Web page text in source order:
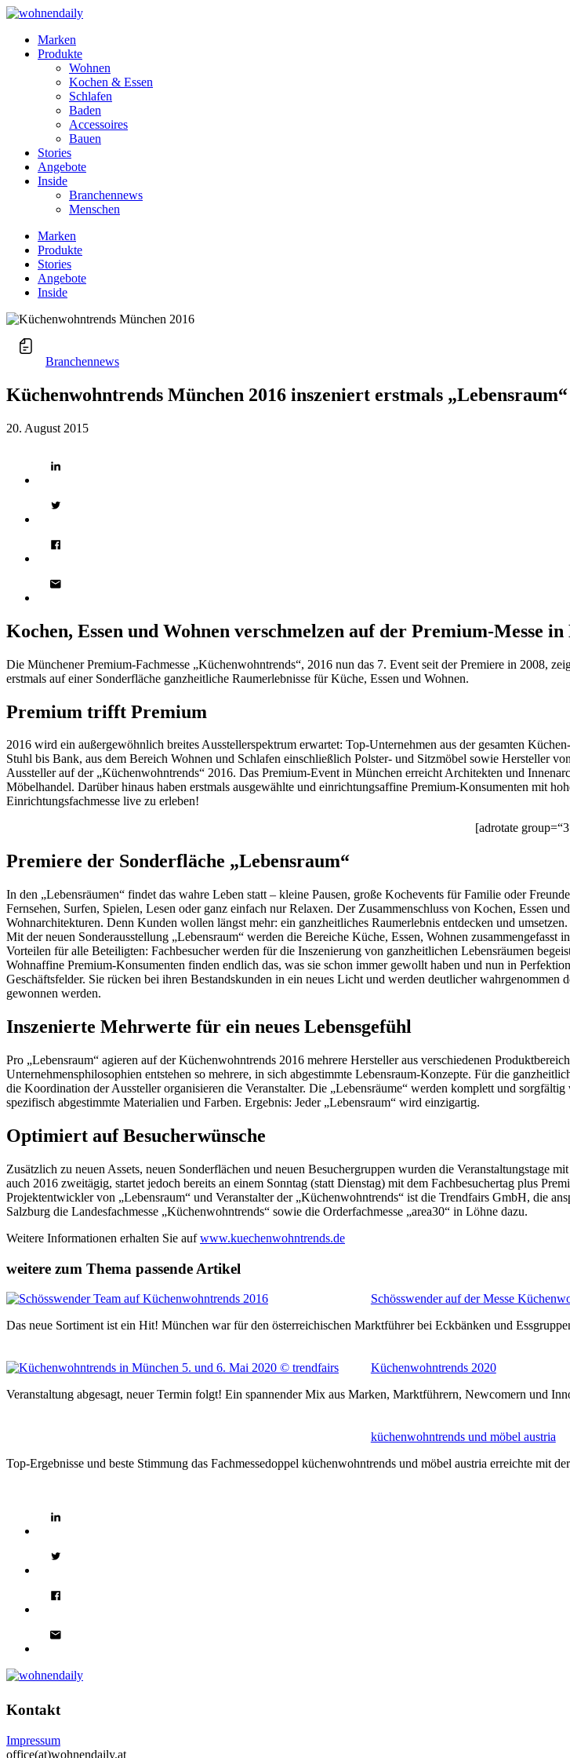
Marken
Produkte
Wohnen
Kochen & Essen
Schlafen
Baden
Accessoires
Bauen
Stories
Angebote
Inside
Branchennews
Menschen
Marken
Produkte
Stories
Angebote
Inside
Branchennews
Küchenwohntrends München 2016 inszeniert erstmals „Lebensraum“
20. August 2015
Kochen, Essen und Wohnen verschmelzen auf der Premium-Messe
Die Münchener Premium-Fachmesse „Küchenwohntrends“, 2016 nun das 7. Event seit der Premiere in 2008,
erstmals auf einer Sonderfläche ganzheitliche Raumerlebnisse für Küche, Essen und Wohnen.
Premium trifft Premium
2016 wird ein außergewöhnlich breites Ausstellerspektrum erwartet: Top-Unternehmen aus der gesamten
Stuhl bis Bank, aus dem Bereich Wohnen und Schlafen einschließlich Polster- und Sitzmöbel sowie Hersteller
Aussteller auf der „Küchenwohntrends“ 2016. Das Premium-Event in München erreicht Architekten und
Möbelhandel. Darüber hinaus haben erstmals ausgewählte und einrichtungsaffine Premium-Konsumenten mit
Einrichtungsfachmesse live zu erleben!
[adrotate
Premiere der Sonderfläche „Lebensraum“
In den „Lebensräumen“ findet das wahre Leben statt – kleine Pausen, große Kochevents für Familie oder
Fernsehen, Surfen, Spielen, Lesen oder ganz einfach nur Relaxen. Der Zusammenschluss von Kochen, Essen
Wohnarchitekturen. Denn Kunden wollen längst mehr: ein ganzheitliches Raumerlebnis entdecken und
Mit der neuen Sonderausstellung „Lebensraum“ werden die Bereiche Küche, Essen, Wohnen
Vorteilen für alle Beteiligten: Fachbesucher werden für die Inszenierung von ganzheitlichen Lebensräumen
Wohnaffine Premium-Konsumenten finden endlich das, was sie schon immer gewollt haben und nun in
Geschäftsfelder. Sie rücken bei ihren Bestandskunden in ein neues Licht und werden deutlicher
gewonnen werden.
Inszenierte Mehrwerte für ein neues Lebensgefühl
Pro „Lebensraum“ agieren auf der Küchenwohntrends 2016 mehrere Hersteller aus verschiedenen
Unternehmensphilosophien entstehen so mehrere, in sich abgestimmte Lebensraum-Konzepte. Für die
die Koordination der Aussteller organisieren die Veranstalter. Die „Lebensräume“ werden komplett und
spezifisch abgestimmte Materialien und Farben. Ergebnis: Jeder „Lebensraum“ wird einzigartig.
Optimiert auf Besucherwünsche
Zusätzlich zu neuen Assets, neuen Sonderflächen und neuen Besuchergruppen wurden die
auch 2016 zweitägig, startet jedoch bereits an einem Sonntag (statt Dienstag) mit dem Fachbesuchertag plus
Projektentwickler von „Lebensraum“ und Veranstalter der „Küchenwohntrends“ ist die Trendfairs GmbH, die
Salzburg die Landesfachmesse „Küchenwohntrends“ sowie die Orderfachmesse „area30“ in Löhne dazu.
Weitere Informationen erhalten Sie aufwww.kuechenwohntrends.de
weitere zum Thema passende Artikel
Schösswender auf der Messe
Das neue Sortiment ist ein Hit! München war für den österreichischen Marktführer bei Eckbänken und
Küchenwohntrends 2020
Veranstaltung abgesagt, neuer Termin folgt! Ein spannender Mix aus Marken, Marktführern, Newcomern und
küchenwohntrends und möbel austria
Top-Ergebnisse und beste Stimmung das Fachmessedoppel küchenwohntrends und möbel austria erreichte mit
Kontakt
Impressum
office(at)wohnendaily.at